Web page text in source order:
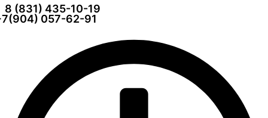
8 (831) 435-10-19
057-62-91